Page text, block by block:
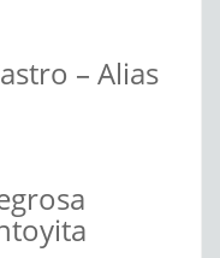
– Alias